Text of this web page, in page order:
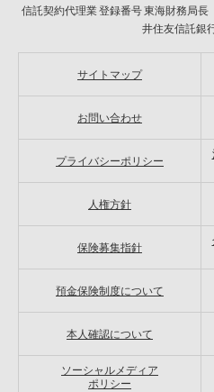
信託契約代理業 登録番号 東海財務局
井住友信託銀
サイトマップ
お問い合わせ
プライバシーポリシー
人権方針
保険募集指針
預金保険制度について
本人確認について
ソーシャルメディア
ポリシー